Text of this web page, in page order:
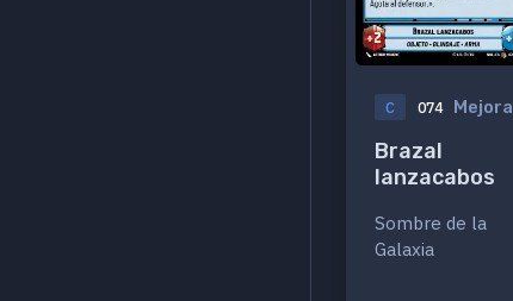
C 074 Mejora
Brazal
lanzacabos
Sombre de la
Galaxia